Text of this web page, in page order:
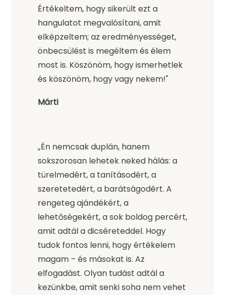
Értékeltem, hogy sikerült ezt a
hangulatot megvalósítani, amit
elképzeltem; az eredményességet,
önbecsülést is megéltem és élem
most is. Köszönöm, hogy ismerhetlek
és köszönöm, hogy vagy nekem!"
Márti
„Én nemcsak duplán, hanem
sokszorosan lehetek neked hálás: a
türelmedért, a tanításodért, a
szeretetedért, a barátságodért. A
rengeteg ajándékért, a
lehetőségekért, a sok boldog percért,
amit adtál a dicséreteddel. Hogy
tudok fontos lenni, hogy értékelem
magam – és másokat is. Az
elfogadást. Olyan tudást adtál a
kezünkbe, amit senki soha nem vehet